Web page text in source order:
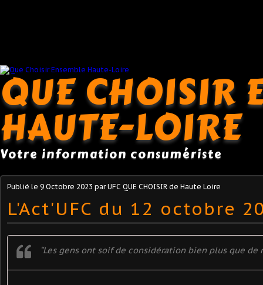
QUE CHOISIR
HAUTE-LOIRE
Votre information consumériste
Publié le 9 Octobre 2023 par UFC QUE CHOISIR de Haute Loire
L'Act'UFC du 12 octobre
“Les gens ont soif de considération bien plus que de